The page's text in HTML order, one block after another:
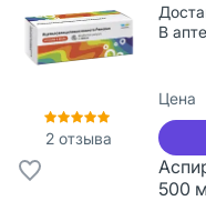
2 отзыва
В
Цена
500